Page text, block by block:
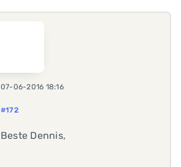
07-06-2016 18:16
#172
Beste Dennis,